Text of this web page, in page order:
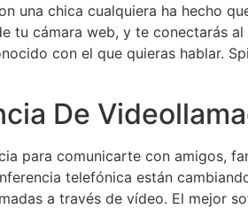
chica cualquiera ha hecho
tu cámara web, y te conectarás
con el que quieras hablar.
De
para comunicarte con amigos,
telefónica están
a través de vídeo. El mejor